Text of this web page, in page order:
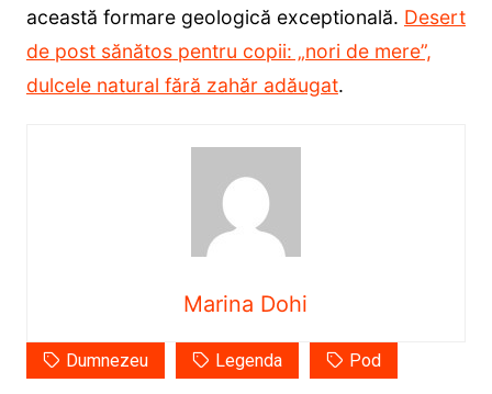
această formare geologică exceptională. Desert
de post sănătos pentru copii: „nori de mere”,
dulcele natural fără zahăr adăugat.
Marina Dohi
Dumnezeu Legenda Pod